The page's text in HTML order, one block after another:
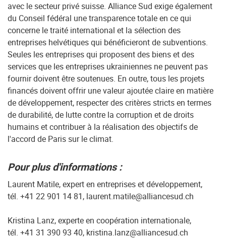
avec le secteur privé suisse. Alliance Sud exige également
du Conseil fédéral une transparence totale en ce qui
concerne le traité international et la sélection des
entreprises helvétiques qui bénéficieront de subventions.
Seules les entreprises qui proposent des biens et des
services que les entreprises ukrainiennes ne peuvent pas
fournir doivent être soutenues. En outre, tous les projets
financés doivent offrir une valeur ajoutée claire en matière
de développement, respecter des critères stricts en termes
de durabilité, de lutte contre la corruption et de droits
humains et contribuer à la réalisation des objectifs de
l'accord de Paris sur le climat.
Pour plus d'informations :
Laurent Matile, expert en entreprises et développement,
tél. +41 22 901 14 81, laurent.matile@alliancesud.ch
Kristina Lanz, experte en coopération internationale,
tél. +41 31 390 93 40, kristina.lanz@alliancesud.ch